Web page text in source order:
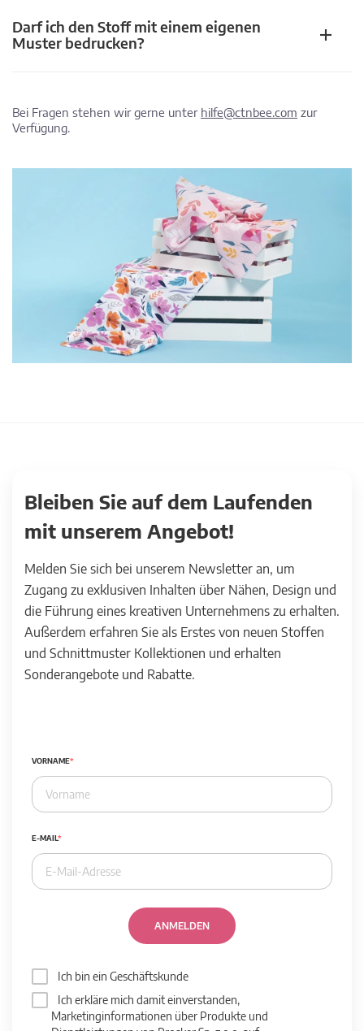
Darf ich den Stoff mit einem eigenen
Muster bedrucken?
Bei Fragen stehen wir gerne unter hilfe@ctnbee.com zur
Verfügung.
Bleiben Sie auf dem Laufenden
mit unserem Angebot!
Melden Sie sich bei unserem Newsletter an, um
Zugang zu exklusiven Inhalten über Nähen, Design und
die Führung eines kreativen Unternehmens zu erhalten.
Außerdem erfahren Sie als Erstes von neuen Stoffen
und Schnittmuster Kollektionen und erhalten
Sonderangebote und Rabatte.
VORNAME
E-MAIL
ANMELDEN
Ich bin ein Geschäftskunde
Ich erkläre mich damit einverstanden,
Marketinginformationen über Produkte und